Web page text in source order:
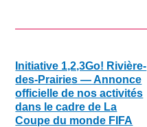
Initiative 1,2,3Go! Rivière-
des-Prairies — Annonce
officielle de nos activités
dans le cadre de La
Coupe du monde FIFA